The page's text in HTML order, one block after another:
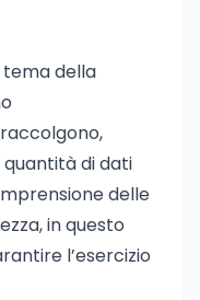
della
di dati
delle
in questo
l’esercizio